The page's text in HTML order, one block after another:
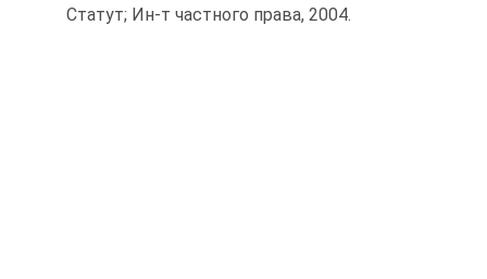
Статут; Ин-т частного права, 2004.